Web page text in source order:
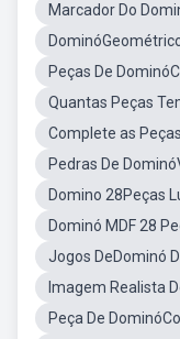
Marcador Do
Peças De
Quantas Peças
Complete as
Pedras De
Domino 28Peças
Dominó MDF 28
Jogos DeDominó
Imagem Realista
Peça De